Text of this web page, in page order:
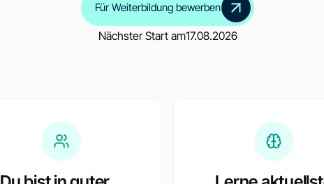
Für Weiterbildung bewerben
Nächster Start am17.08.2026